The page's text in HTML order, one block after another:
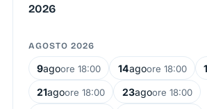
2026
AGOSTO 2026
9agoore 18:00 14agoore 18:00
21agoore 18:00 23agoore 18:00